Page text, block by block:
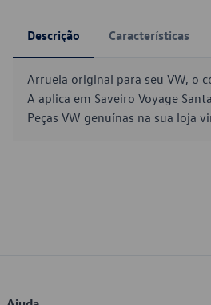
Descrição Características
Arruela original para seu VW, o
A aplica em Saveiro Voyage
Peças VW genuínas na sua loja